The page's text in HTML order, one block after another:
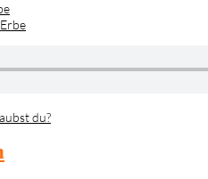
du?